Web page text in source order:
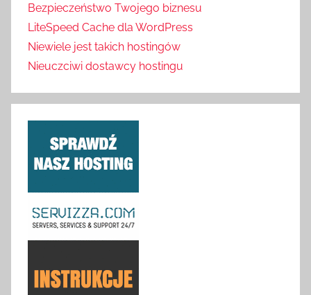
Bezpieczeństwo Twojego biznesu
LiteSpeed Cache dla WordPress
Niewiele jest takich hostingów
Nieuczciwi dostawcy hostingu